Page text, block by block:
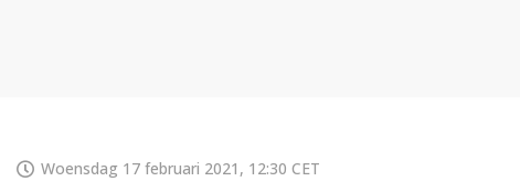
Woensdag 17 februari 2021, 12:30 CET